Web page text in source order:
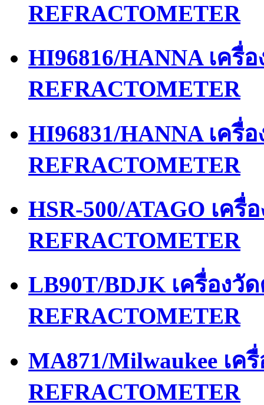
REFRACTOMETER
HI96816/HANNA เครื่
REFRACTOMETER
HI96831/HANNA เค
REFRACTOMETER
HSR-500/ATAGO เค
REFRACTOMETER
LB90T/BDJK เครื่องวั
REFRACTOMETER
MA871/Milwaukee เ
REFRACTOMETER